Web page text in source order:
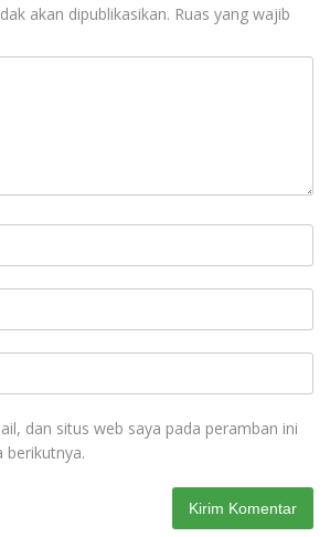
akan dipublikasikan. Ruas yang wajib
dan situs web saya pada peramban ini
berikutnya.